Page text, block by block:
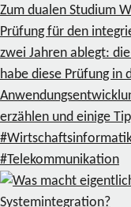
Zum dualen Studium
Prüfung für den
zwei Jahren ablegt:
habe diese Prüfung in
erzählen und einige
#Telekommunikation